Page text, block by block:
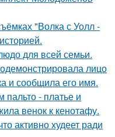
"Волка с Уолл -
для всей семьи.
лицо
и сообщила его имя.
пальто - платье и
венок к кенотафу.
активно худеет ради